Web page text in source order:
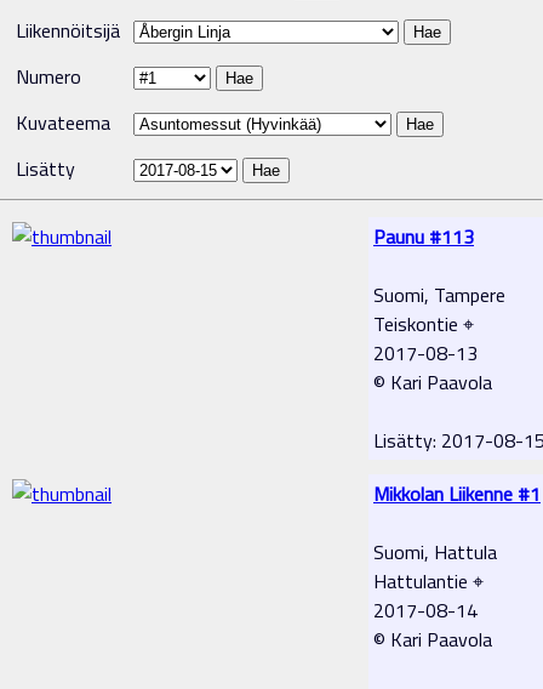
Liikennöitsijä
Numero
Kuvateema
Lisätty
Paunu #113
Suomi, Tampere
Teiskontie ⌖
2017-08-13
© Kari Paavola
Lisätty: 2017-08-
Mikkolan Liikenne #1
Suomi, Hattula
Hattulantie ⌖
2017-08-14
© Kari Paavola